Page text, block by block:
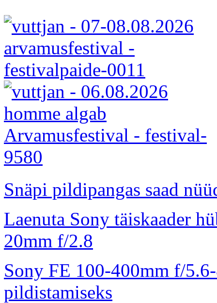
Snäpi pildipangas saad
Laenuta Sony täiskaader
20mm f/2.8
Sony FE 100-400mm f/
pildistamiseks